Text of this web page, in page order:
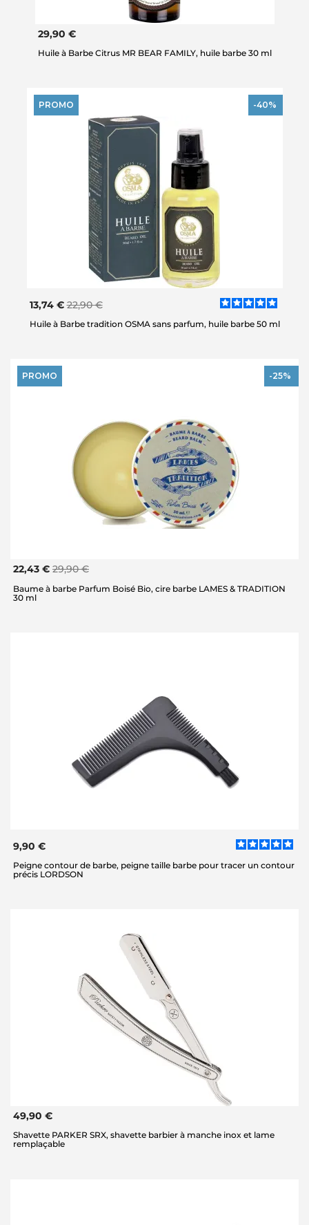
29,90 €
Huile à Barbe Citrus MR BEAR FAMILY, huile barbe 30 ml
PROMO -40%
13,74 €22,90 €
Huile à Barbe tradition OSMA sans parfum, huile barbe 50 ml
PROMO -25%
22,43 € 29,90 €
Baume à barbe Parfum Boisé Bio, cire barbe LAMES & TRADITION
30 ml
9,90 €
Peigne contour de barbe, peigne taille barbe pour tracer un contour
précis LORDSON
49,90 €
Shavette PARKER SRX, shavette barbier à manche inox et lame
remplaçable